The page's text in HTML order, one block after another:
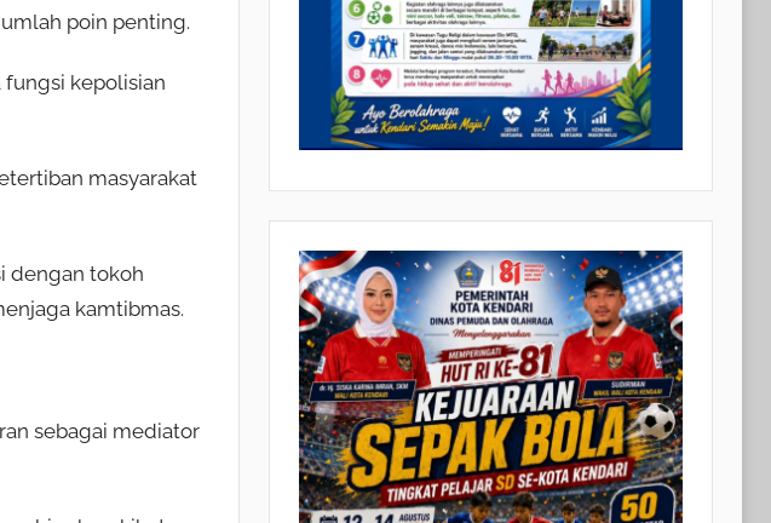
poin penting.
kepolisian
masyarakat
dengan tokoh
kamtibmas.
sebagai mediator